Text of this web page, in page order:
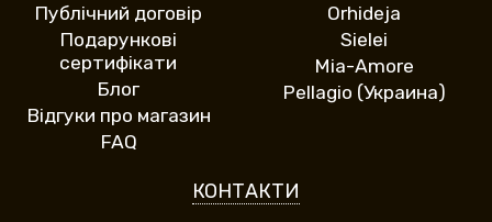
Публічний договір
Подарункові
сертифікати
Блог
Відгуки про магазин
FAQ
Orhideja
Sielei
Mia-Amore
Pellagio (Украина)
КОНТАКТИ